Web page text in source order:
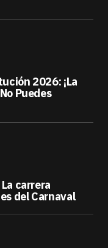
2026: ¡La
Puedes
carrera
del Carnaval